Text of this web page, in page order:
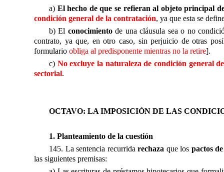
a) El hecho de que se refieran al objeto principal
condición general de la contratación, ya que esta se
b) El conocimientode una cláusula sea o no
contrato, ya que, en otro caso, sin perjuicio de otras
formulario obliga al predisponente mientras no la retire].
c) No excluye la naturaleza de condición general
sectorial.
OCTAVO: LA IMPOSICIÓN DE LAS
1. Planteamiento de la cuestión
145. La sentencia recurridarechaza que los pactos
las siguientes premisas: